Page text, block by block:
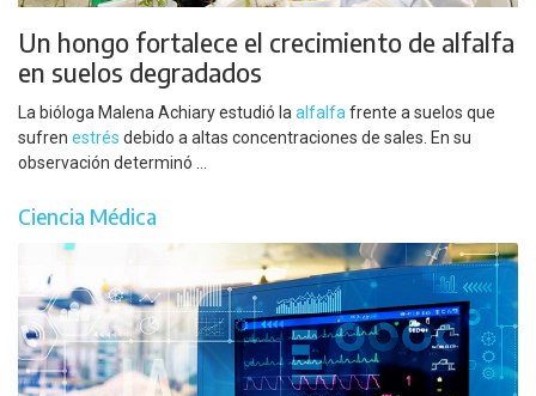
Un hongo fortalece el crecimiento de alfalfa
en suelos degradados
La bióloga Malena Achiary estudió la alfalfa frente a suelos que
sufren estrés debido a altas concentraciones de sales. En su
observación determinó ...
Ciencia Médica